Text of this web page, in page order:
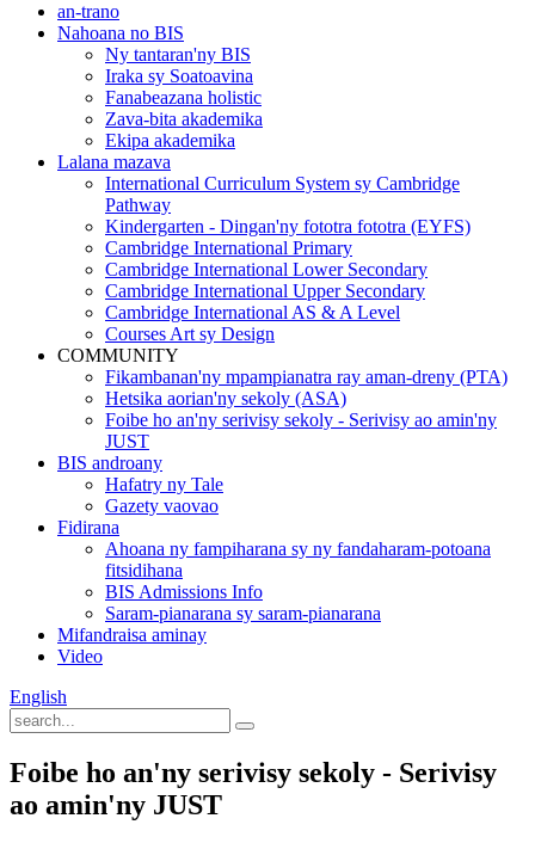
an-trano
Nahoana no BIS
Ny tantaran'ny BIS
Iraka sy Soatoavina
Fanabeazana holistic
Zava-bita akademika
Ekipa akademika
Lalana mazava
International Curriculum System sy Cambridge
Pathway
Kindergarten - Dingan'ny fototra fototra (EYFS)
Cambridge International Primary
Cambridge International Lower Secondary
Cambridge International Upper Secondary
Cambridge International AS & A Level
Courses Art sy Design
COMMUNITY
Fikambanan'ny mpampianatra ray aman-dreny (PTA)
Hetsika aorian'ny sekoly (ASA)
Foibe ho an'ny serivisy sekoly - Serivisy ao amin'ny
JUST
BIS androany
Hafatry ny Tale
Gazety vaovao
Fidirana
Ahoana ny fampiharana sy ny fandaharam-potoana
fitsidihana
BIS Admissions Info
Saram-pianarana sy saram-pianarana
Mifandraisa aminay
Video
English
Foibe ho an'ny serivisy sekoly - Serivisy
ao amin'ny JUST